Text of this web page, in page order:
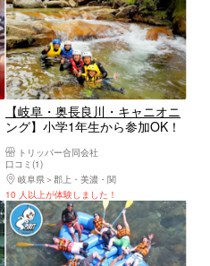
【岐阜・奥長良川・キャニオニ
ング】小学1年生から参加OK！
す！（ファミリー半日コース・
写真つき）
トリッパー合同会社
口コミ(1)
岐阜県
郡上・美濃・関
10 人以上が体験しました！